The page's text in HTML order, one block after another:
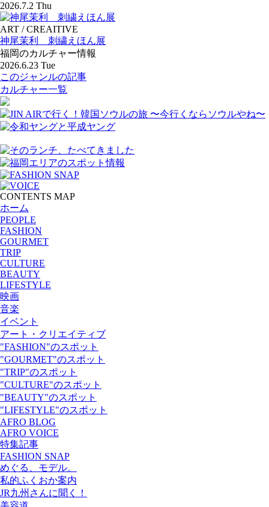
2026.7.2 Thu
ART / CREAITIVE
神尾茉利 刺繍えほん展
福岡のカルチャー情報
2026.6.23 Tue
このジャンルの記事
カルチャー一覧
CONTENTS MAP
ホーム
PEOPLE
FASHION
GOURMET
TRIP
CULTURE
BEAUTY
LIFESTYLE
映画
音楽
イベント
アート・クリエイティブ
"FASHION"のスポット
"GOURMET"のスポット
"TRIP"のスポット
"CULTURE"のスポット
"BEAUTY"のスポット
"LIFESTYLE"のスポット
AFRO BLOG
AFRO VOICE
特集記事
FASHION SNAP
めぐる、モデル。
私的ふくおか案内
JR九州さんに聞く！